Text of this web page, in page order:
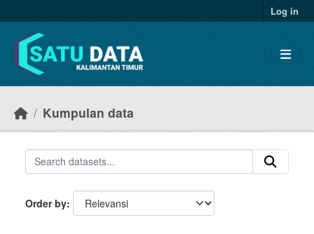
Log in
Kumpulan data
Order by